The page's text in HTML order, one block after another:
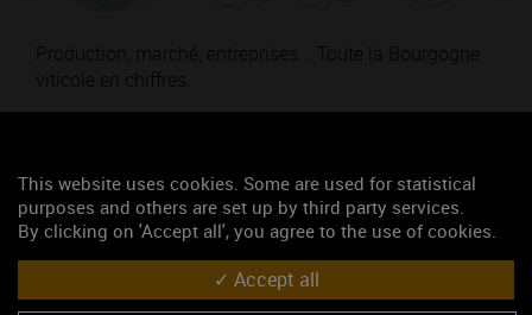
Production, marché, entreprises... Toute la Bourgogne
viticole en chiffres.
Poids : 935,37 Ko
Ajouté le 01 novembre 2017
Infographie Chiffres clés datas données informations
This website uses cookies. Some are used for statistical
purposes and others are set up by third party services.
By clicking on 'Accept all', you agree to the use of cookies.
Accept all